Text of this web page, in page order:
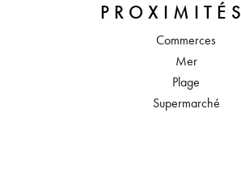
PROXIMITÉS
Commerces
Mer
Plage
Supermarché